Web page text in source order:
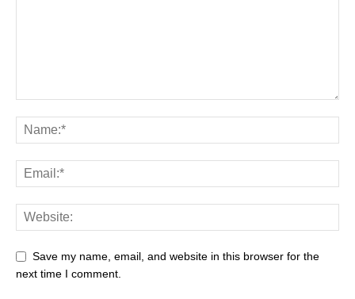
Save my name, email, and website in this browser for the
next time I comment.